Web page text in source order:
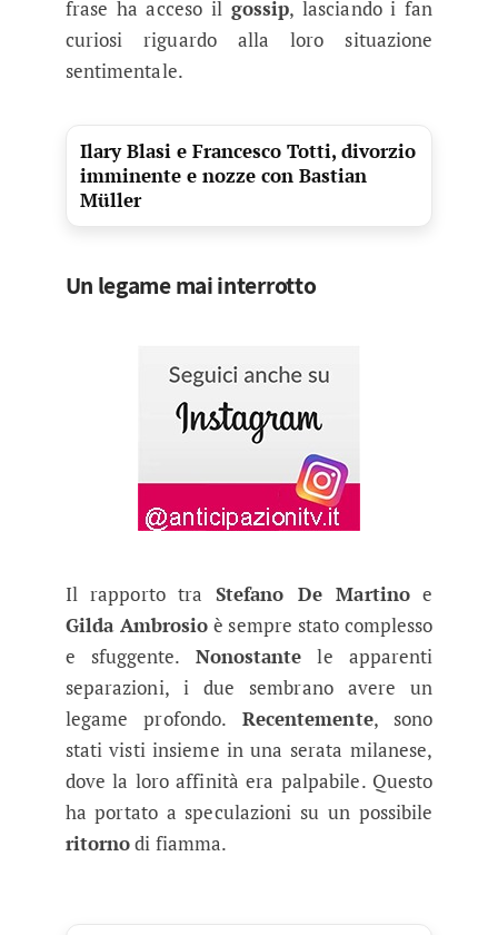
frase ha acceso il gossip, lasciando i fan
curiosi riguardo alla loro situazione
sentimentale.
Ilary Blasi e Francesco Totti, divorzio
imminente e nozze con Bastian
Müller
Un legame mai interrotto
Il rapporto tra Stefano De Martino e
Gilda Ambrosio è sempre stato complesso
e sfuggente. Nonostante le apparenti
separazioni, i due sembrano avere un
legame profondo. Recentemente, sono
stati visti insieme in una serata milanese,
dove la loro affinità era palpabile. Questo
ha portato a speculazioni su un possibile
ritornodi fiamma.